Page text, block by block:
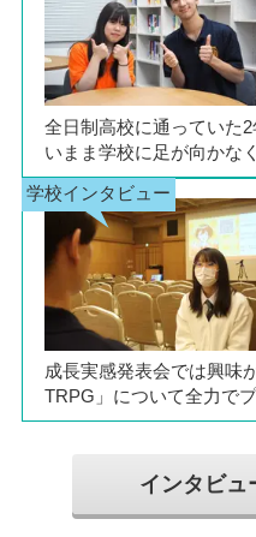
た。今回は吉田さん、同
制高校の学校生活の様子
いただきました。お互い
話や行事を通じて育まれ
係もうかがえました。
全日制高校に通っていた
いまま学校に足が向かな
相談会で感じた先生の「
きぼう高等学校の町田キ
た。現在は同校に3年生
キャンパスでは未来の後
ト」として活躍していま
に、通信制ならではの人
せる学校生活について語
成長実感発表会では興味
TRPG」について全力で
は、全日制高校での生活
トやスクーリングをこな
ようになった2か月を振
「通信制高校は家で一人
インタビュ